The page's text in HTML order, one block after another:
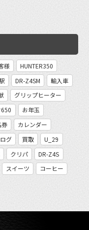
様
HUNTER350
DR-Z4SM
輸入車
グリップヒーター
お年玉
券
カレンダー
グ 買取
U_29
クリパ
DR-Z4S
スイーツ
コーヒー